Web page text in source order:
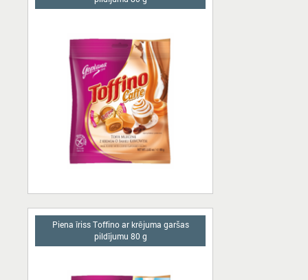
Piena īriss Toffino ar krējuma garšas
pildījumu 80 g